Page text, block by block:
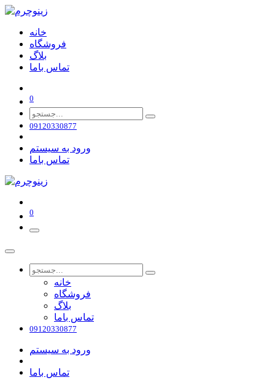
خانه
فروشگاه
بلاگ
تماس باما
0
09120330877
ورود به سیستم
تماس باما
0
خانه
فروشگاه
بلاگ
تماس باما
09120330877
ورود به سیستم
تماس باما